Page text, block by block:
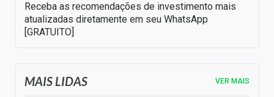
Receba as recomendações de investimento mais
atualizadas diretamente em seu WhatsApp
[GRATUITO]
MAIS LIDAS VER MAIS